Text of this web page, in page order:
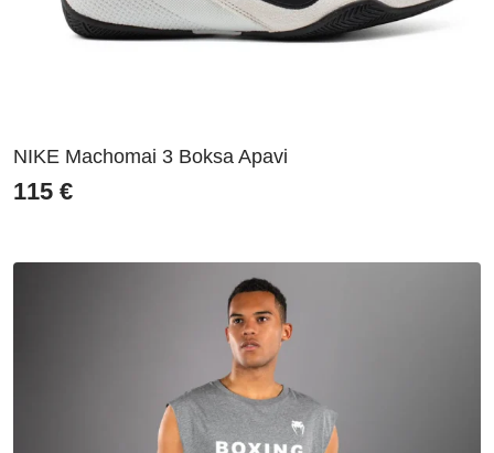
NIKE Machomai 3 Boksa Apavi
115 €